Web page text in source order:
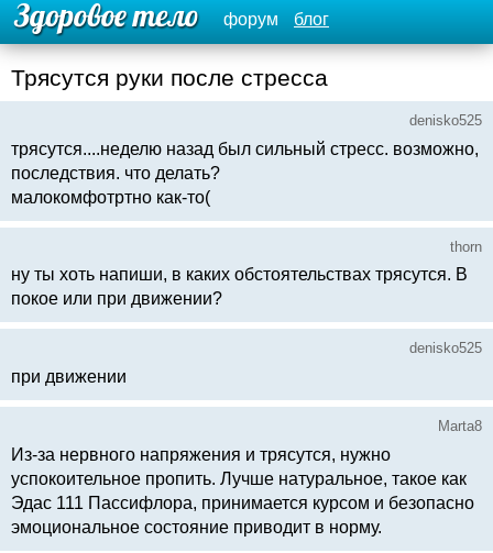
форум блог
Трясутся руки после стресса
denisko525
трясутся....неделю назад был сильный стресс. возможно,
последствия. что делать?
малокомфотртно как-то(
thorn
ну ты хоть напиши, в каких обстоятельствах трясутся. В
покое или при движении?
denisko525
при движении
Marta8
Из-за нервного напряжения и трясутся, нужно
успокоительное пропить. Лучше натуральное, такое как
Эдас 111 Пассифлора, принимается курсом и безопасно
эмоциональное состояние приводит в норму.